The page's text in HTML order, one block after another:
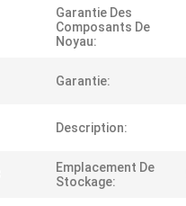
Garantie Des
Composants De
Noyau:
Garantie:
Description:
Emplacement De
Stockage: